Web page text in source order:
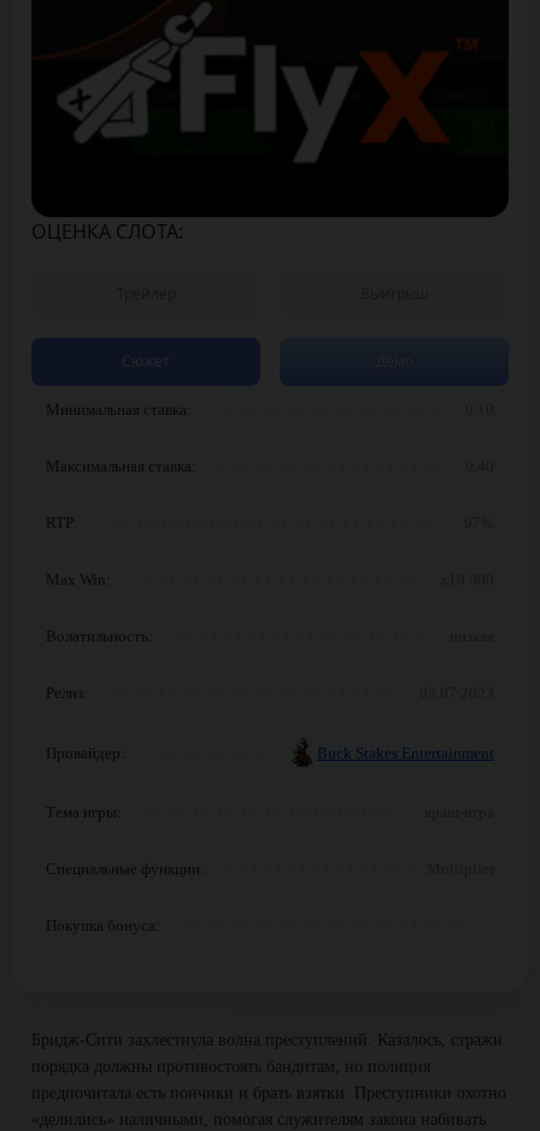
ОЦЕНКА СЛОТА:
Минимальная ставка:
Максимальная ставка:
RTP:
Max Win:
Волатильность:
Релиз:
Провайдер: Buck Stakes Entertainment
Тема игры:
Специальные функции:
Покупка бонуса:
Сюжет
Бридж-Сити захлестнула волна преступлений. Казалось, стражи
порядка должны противостоять бандитам, но полиция
предпочитала есть пончики и брать взятки. Преступники охотно
«делились» наличными, помогая служителям закона набивать